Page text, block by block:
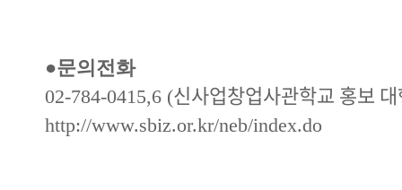
●문의전화
02-784-0415,6 (신사업창업사관학교 홍보
http://www.sbiz.or.kr/neb/index.do